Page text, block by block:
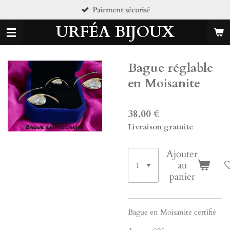
au
contenu
principal
URFÉA BIJOUX
Bague réglable
en Moisanite
38,00 €
Livraison gratuite
Ajouter
au
panier
Bague en Moisanite certifié